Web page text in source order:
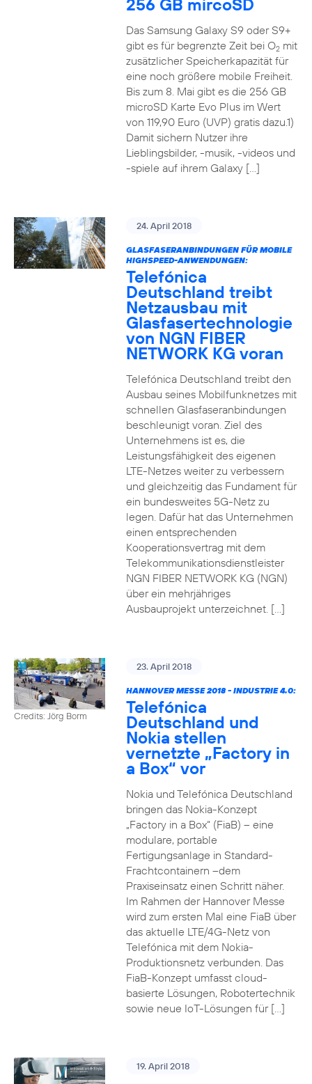
256 GB mircoSD
Das Samsung Galaxy S9 oder S9+
gibt es für begrenzte Zeit bei O2mit
zusätzlicher Speicherkapazität für
eine noch größere mobile Freiheit.
Bis zum 8. Mai gibt es die 256 GB
microSD Karte Evo Plus im Wert
von 119,90 Euro (UVP) gratis dazu.1)
Damit sichern Nutzer ihre
Lieblingsbilder, -musik, -videos und
-spiele auf ihrem Galaxy […]
24. April 2018
GLASFASERANBINDUNGEN FÜR MOBILE
HIGHSPEED-ANWENDUNGEN:
Telefónica
Deutschland treibt
Netzausbau mit
Glasfasertechnologie
von NGN FIBER
NETWORK KG voran
Telefónica Deutschland treibt den
Ausbau seines Mobilfunknetzes mit
schnellen Glasfaseranbindungen
beschleunigt voran. Ziel des
Unternehmens ist es, die
Leistungsfähigkeit des eigenen
LTE-Netzes weiter zu verbessern
und gleichzeitig das Fundament für
ein bundesweites 5G-Netz zu
legen. Dafür hat das Unternehmen
einen entsprechenden
Kooperationsvertrag mit dem
Telekommunikationsdienstleister
NGN FIBER NETWORK KG (NGN)
über ein mehrjähriges
Ausbauprojekt unterzeichnet. […]
Credits: Jörg Borm
23. April 2018
HANNOVER MESSE 2018 - INDUSTRIE 4.0:
Telefónica
Deutschland und
Nokia stellen
vernetzte „Factory in
a Box“ vor
Nokia und Telefónica Deutschland
bringen das Nokia-Konzept
„Factory in a Box“ (FiaB) – eine
modulare, portable
Fertigungsanlage in Standard-
Frachtcontainern –dem
Praxiseinsatz einen Schritt näher.
Im Rahmen der Hannover Messe
wird zum ersten Mal eine FiaB über
das aktuelle LTE/4G-Netz von
Telefónica mit dem Nokia-
Produktionsnetz verbunden. Das
FiaB-Konzept umfasst cloud-
basierte Lösungen, Robotertechnik
sowie neue IoT-Lösungen für […]
19. April 2018